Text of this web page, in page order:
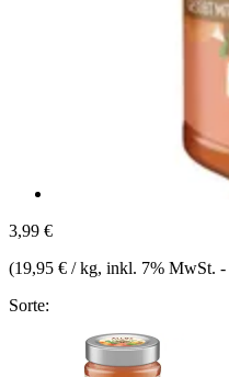
3,99 €
(19,95 € / kg, inkl. 7% MwSt. -
Sorte: